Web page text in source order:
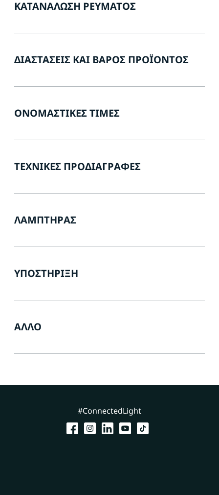
ΚΑΤΑΝΆΛΩΣΗ ΡΕΎΜΑΤΟΣ
ΔΙΑΣΤΆΣΕΙΣ ΚΑΙ ΒΆΡΟΣ ΠΡΟΪΌΝΤΟΣ
ΟΝΟΜΑΣΤΙΚΈΣ ΤΙΜΈΣ
ΤΕΧΝΙΚΈΣ ΠΡΟΔΙΑΓΡΑΦΈΣ
ΛΑΜΠΤΉΡΑΣ
ΥΠΟΣΤΉΡΙΞΗ
ΆΛΛΟ
#ConnectedLight